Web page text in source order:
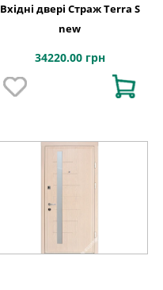
Вхідні двері Страж Terra S
new
34220.00 грн